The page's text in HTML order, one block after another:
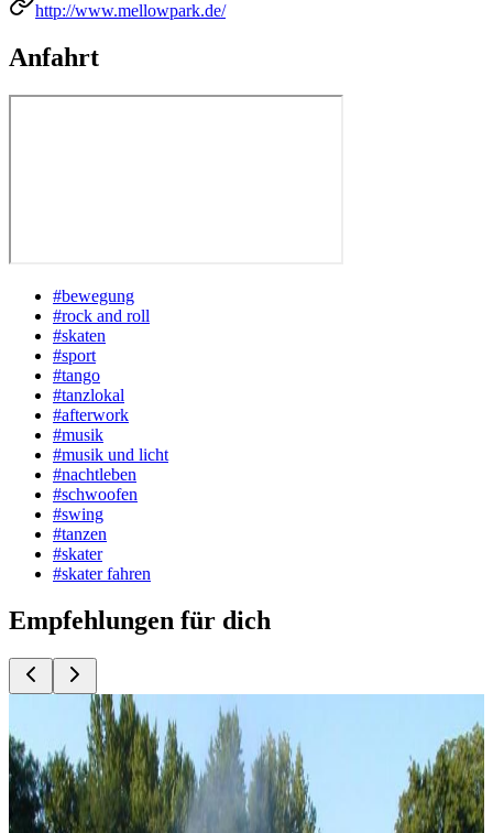
http://www.mellowpark.de/
Anfahrt
#bewegung
#rock and roll
#skaten
#sport
#tango
#tanzlokal
#afterwork
#musik
#musik und licht
#nachtleben
#schwoofen
#swing
#tanzen
#skater
#skater fahren
Empfehlungen für dich
Aktivitäten bei schönem Wetter
Top
Ausflüge am Wochenende nach Brandenburg
Top10
Ausflüge in die Natur in Berlin und Brandenburg
Top10